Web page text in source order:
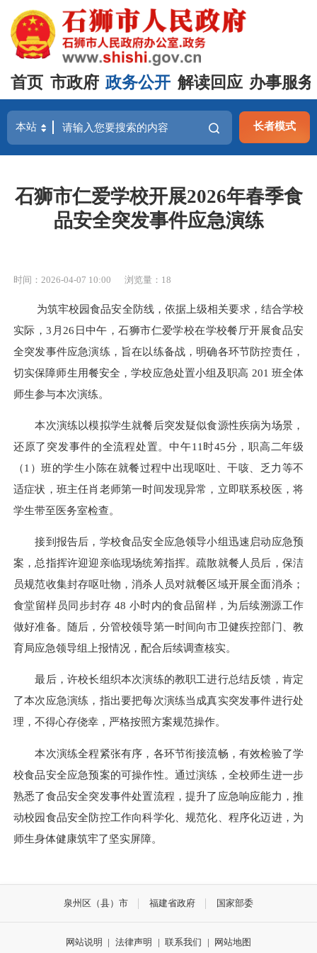
首页 市政府 政务公开 解读回应 办事服务
长者模式
石狮市仁爱学校开展2026年春季食
品安全突发事件应急演练
时间：2026-04-07 10:00 浏览量： 18
为筑牢校园食品安全防线，依据上级相关要求，结合学校
实际，3月26日中午，石狮市仁爱学校在学校餐厅开展食品安
全突发事件应急演练，旨在以练备战，明确各环节防控责任，
切实保障师生用餐安全，学校应急处置小组及职高 201 班全体
师生参与本次演练。
本次演练以模拟学生就餐后突发疑似食源性疾病为场景，
还原了突发事件的全流程处置。中午11时45分，职高二年级
（1）班的学生小陈在就餐过程中出现呕吐、干咳、乏力等不
适症状，班主任肖老师第一时间发现异常，立即联系校医，将
学生带至医务室检查。
接到报告后，学校食品安全应急领导小组迅速启动应急预
案，总指挥许迎迎亲临现场统筹指挥。疏散就餐人员后，保洁
员规范收集封存呕吐物，消杀人员对就餐区域开展全面消杀；
食堂留样员同步封存 48 小时内的食品留样，为后续溯源工作
做好准备。随后，分管校领导第一时间向市卫健疾控部门、教
育局应急领导组上报情况，配合后续调查核实。
最后，许校长组织本次演练的教职工进行总结反馈，肯定
了本次应急演练，指出要把每次演练当成真实突发事件进行处
理，不得心存侥幸，严格按照方案规范操作。
本次演练全程紧张有序，各环节衔接流畅，有效检验了学
校食品安全应急预案的可操作性。通过演练，全校师生进一步
熟悉了食品安全突发事件处置流程，提升了应急响应能力，推
动校园食品安全防控工作向科学化、规范化、程序化迈进，为
师生身体健康筑牢了坚实屏障。
泉州区（县）市 福建省政府 国家部委
网站说明 | 法律声明 | 联系我们 | 网站地图